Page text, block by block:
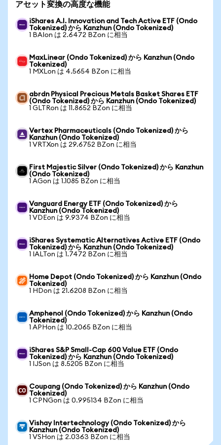
アセット変換の高度な機能
iShares A.I. Innovation and Tech Active ETF (Ondo
Tokenized) から Kanzhun (Ondo Tokenized)
1 BAIon は 2.6472 BZon に相当
MaxLinear (Ondo Tokenized) から Kanzhun (Ondo
Tokenized)
1 MXLon は 4.5654 BZon に相当
abrdn Physical Precious Metals Basket Shares ETF
(Ondo Tokenized) から Kanzhun (Ondo Tokenized)
1 GLTRon は 11.8652 BZon に相当
Vertex Pharmaceuticals (Ondo Tokenized) から
Kanzhun (Ondo Tokenized)
1 VRTXon は 29.6752 BZon に相当
First Majestic Silver (Ondo Tokenized) から Kanzhun
(Ondo Tokenized)
1 AGon は 1.1085 BZon に相当
Vanguard Energy ETF (Ondo Tokenized) から
Kanzhun (Ondo Tokenized)
1 VDEon は 9.9374 BZon に相当
iShares Systematic Alternatives Active ETF (Ondo
Tokenized) から Kanzhun (Ondo Tokenized)
1 IALTon は 1.7472 BZon に相当
Home Depot (Ondo Tokenized) から Kanzhun (Ondo
Tokenized)
1 HDon は 21.6208 BZon に相当
Amphenol (Ondo Tokenized) から Kanzhun (Ondo
Tokenized)
1 APHon は 10.2065 BZon に相当
iShares S&P Small-Cap 600 Value ETF (Ondo
Tokenized) から Kanzhun (Ondo Tokenized)
1 IJSon は 8.5205 BZon に相当
Coupang (Ondo Tokenized) から Kanzhun (Ondo
Tokenized)
1 CPNGon は 0.995134 BZon に相当
Vishay Intertechnology (Ondo Tokenized) から
Kanzhun (Ondo Tokenized)
1 VSHon は 2.0363 BZon に相当